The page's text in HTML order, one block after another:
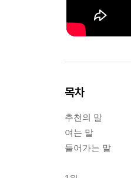
목차
추천의 말
여는 말
들어가는 말